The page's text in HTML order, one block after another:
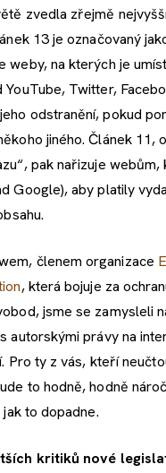
zvedla zřejmě
13 je označovaný
weby, na kterých je
YouTube, Twitter,
odstranění, pokud
jiného. Článek 11,
pak nařizuje
Google), aby platily
členem organizace
, která bojuje za
jsme se zamysleli
autorskými právy na
Pro ty z vás, kteří
to hodně, hodně
to dopadne.
kritiků nové